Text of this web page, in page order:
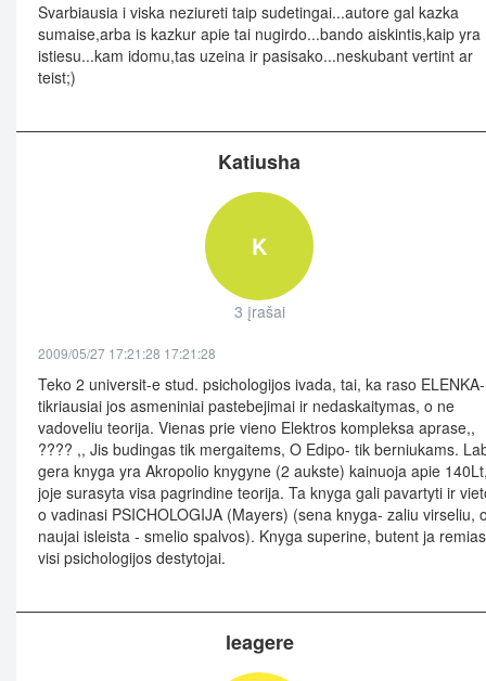
Svarbiausia i viska neziureti taip sudetingai...autore gal kazka
sumaise,arba is kazkur apie tai nugirdo...bando aiskintis,kaip yra
istiesu...kam idomu,tas uzeina ir pasisako...neskubant vertint ar
teist;)
Katiusha
K
3 įrašai
2009/05/27 17:21:28 17:21:28
Teko 2 universit-e stud. psichologijos ivada, tai, ka raso ELENKA-
tikriausiai jos asmeniniai pastebejimai ir nedaskaitymas, o ne
vadoveliu teorija. Vienas prie vieno Elektros kompleksa aprase,,
???? ,, Jis budingas tik mergaitems, O Edipo- tik berniukams.
gera knyga yra Akropolio knygyne (2 aukste) kainuoja apie
joje surasyta visa pagrindine teorija. Ta knyga gali pavartyti ir
o vadinasi PSICHOLOGIJA (Mayers) (sena knyga- zaliu virseliu,
naujai isleista - smelio spalvos). Knyga superine, butent ja
visi psichologijos destytojai.
leagere